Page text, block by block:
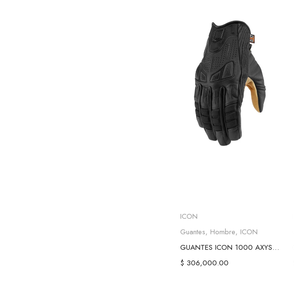
Seleccionar opciones
ICON
Guantes, Hombre, ICON
GUANTES ICON 1000 AXYS NEGROS
$ 306,000.00